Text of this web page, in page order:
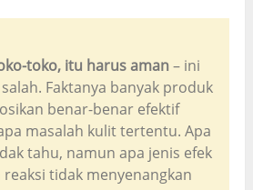
toko, itu harus aman– ini
Faktanya banyak produk
benar-benar efektif
masalah kulit tertentu. Apa
tahu, namun apa jenis efek
tidak menyenangkan